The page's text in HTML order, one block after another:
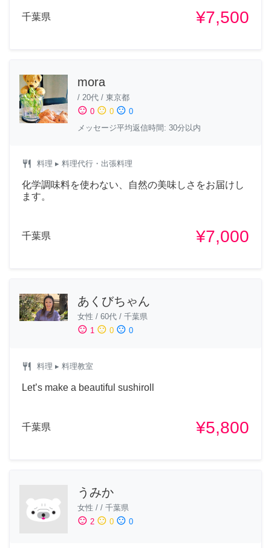
千葉県 ¥7,500
mora
/ 20代 / 東京都
sentiment_satisfied 0 sentiment_neutral 0 sentiment_dissatisfied 0
メッセージ平均返信時間: 30分以内
restaurant 料理 ▸ 料理代行・出張料理
化学調味料を使わない、自然の美味しさをお届けし
ます。
千葉県 ¥7,000
あくびちゃん
女性 / 60代 / 千葉県
sentiment_satisfied 1 sentiment_neutral 0 sentiment_dissatisfied 0
restaurant 料理 ▸ 料理教室
Let’s make a beautiful sushiroll
千葉県 ¥5,800
うみか
女性 / / 千葉県
sentiment_satisfied 2 sentiment_neutral 0 sentiment_dissatisfied 0